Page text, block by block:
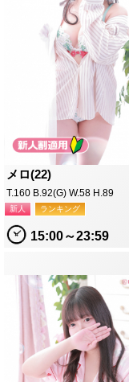
メロ(22)
T.160 B.92(G) W.58 H.89
新人 ランキング
15:00～23:59